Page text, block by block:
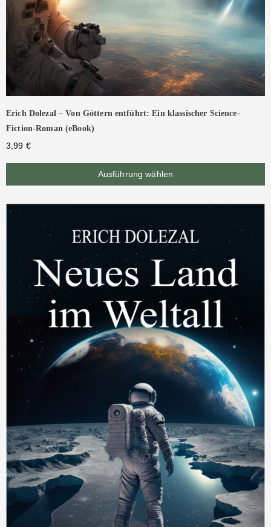
Erich Dolezal – Von Göttern entführt: Ein klassischer Science-
Fiction-Roman (eBook)
3,99 €
Ausführung wählen